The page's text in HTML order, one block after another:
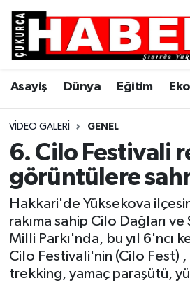
Asayiş Dünya Eğitim
VIDEO GALERI GENEL
6. Cilo Festivali
görüntülere
Hakkari'de Yüksekova
rakıma sahip Cilo Dağları
Milli Parkı'nda, bu yıl 6'ncı
Cilo Festivali'nin (Cilo Fest)
trekking, yamaç paraşütü,
Asayiş
Dünya
Eğitim
Ekonomi
Genel
Gündem
Hakkari
Hava Durumu
Trafik Durumu
Süper Lig Puan Durumu ve
Tüm Manşetler
Son Dakika Haberleri
Haber Arşivi